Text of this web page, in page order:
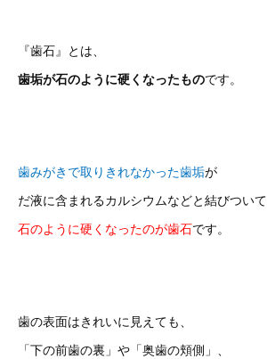
『歯石』とは、
歯垢が石のように硬くなったものです。
歯みがきで取りきれなかった歯垢が
だ液に含まれるカルシウムなどと結びついて
石のように硬くなったのが歯石です。
歯の表面はきれいに見えても、
「下の前歯の裏」や「奥歯の頬側」、